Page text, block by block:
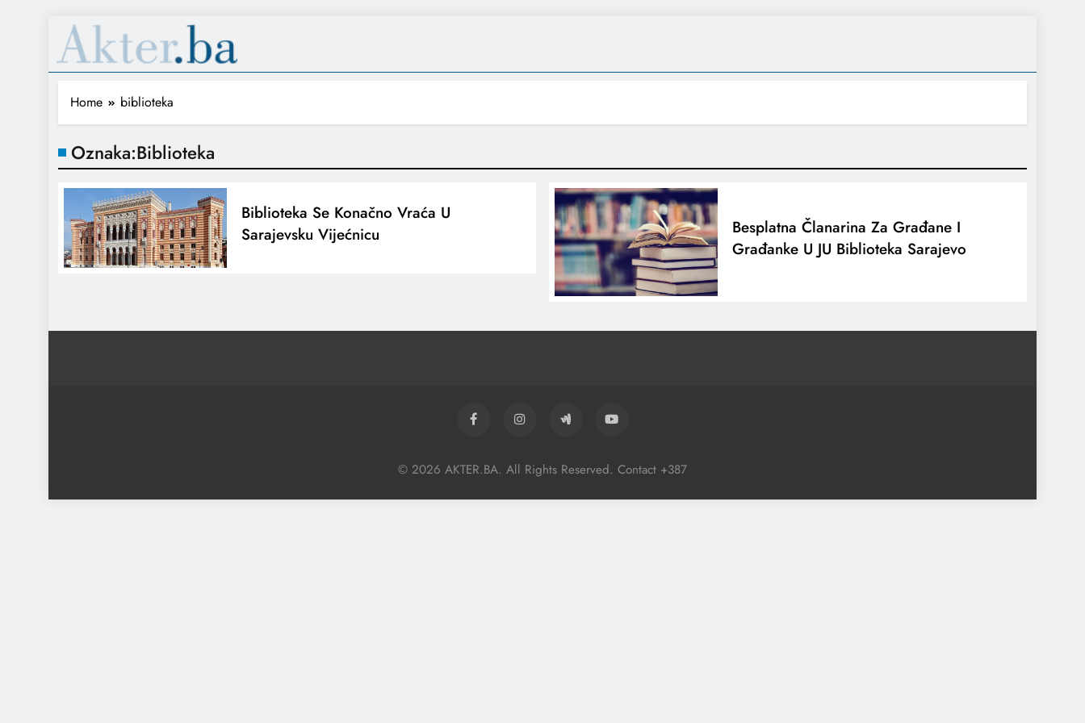
Home biblioteka
Oznaka:Biblioteka
Biblioteka Se Konačno Vraća U
Sarajevsku Vijećnicu
Besplatna Članarina Za Građane I
Građanke U JU Biblioteka Sarajevo
© 2026 AKTER.BA. All Rights Reserved. Contact +387